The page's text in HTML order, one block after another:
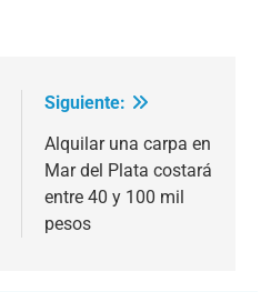
Siguiente:
Alquilar una carpa en
Mar del Plata costará
entre 40 y 100 mil
pesos